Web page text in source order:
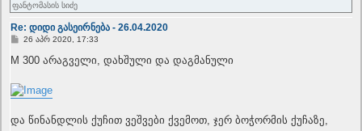
ფანტომასის სიძე
Re: დიდი გასეირნება - 26.04.2020
P
s
26 აპრ 2020, 17:33
M 300 არაგველი, დახშული და დაგმანული
და წინანდლის ქუჩით ვეშვები ქვემოთ, ჯერ ბოჭორმის ქუჩაზე,